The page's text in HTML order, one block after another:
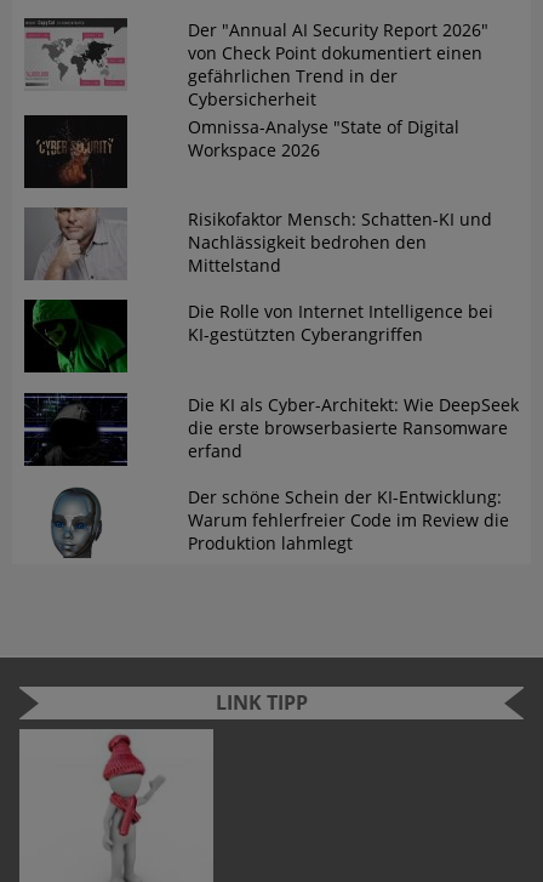
Der "Annual AI Security Report 2026"
von Check Point dokumentiert einen
gefährlichen Trend in der
Cybersicherheit
Omnissa-Analyse "State of Digital
Workspace 2026
Risikofaktor Mensch: Schatten-KI und
Nachlässigkeit bedrohen den
Mittelstand
Die Rolle von Internet Intelligence bei
KI-gestützten Cyberangriffen
Die KI als Cyber-Architekt: Wie DeepSeek
die erste browserbasierte Ransomware
erfand
Der schöne Schein der KI-Entwicklung:
Warum fehlerfreier Code im Review die
Produktion lahmlegt
LINK TIPP